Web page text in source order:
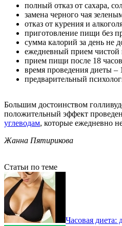
полный отказ от сахара,
замена черного чая
отказ от курения и
приготовление пищи без
сумма калорий за день не
ежедневный прием чистой
прием пищи после 18
время проведения диеты –
предварительный
Большим достоинством
положительный эффект
углеводам, которые ежедневно
Жанна Пятирикова
Статьи по теме
Часовая диета: